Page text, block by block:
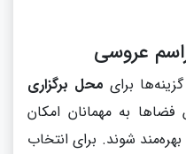
عروسی
برای محل برگزاری
فضاها به مهمانان امکان
شوند. برای انتخاب